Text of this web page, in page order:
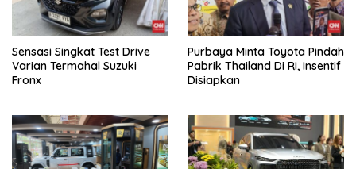
Sensasi Singkat Test Drive
Varian Termahal Suzuki
Fronx
Purbaya Minta Toyota Pindah
Pabrik Thailand Di RI, Insentif
Disiapkan